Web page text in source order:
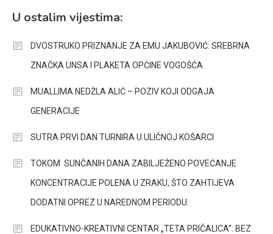
U ostalim vijestima:
DVOSTRUKO PRIZNANJE ZA EMU JAKUBOVIĆ: SREBRNA
ZNAČKA UNSA I PLAKETA OPĆINE VOGOŠĆA
MUALLIMA NEDŽLA ALIĆ – POZIV KOJI ODGAJA
GENERACIJE
SUTRA PRVI DAN TURNIRA U ULIČNOJ KOŠARCI
TOKOM SUNČANIH DANA ZABILJEŽENO POVEĆANJE
KONCENTRACIJE POLENA U ZRAKU, ŠTO ZAHTIJEVA
DODATNI OPREZ U NAREDNOM PERIODU.
EDUKATIVNO-KREATIVNI CENTAR „TETA PRIČALICA”: BEZ